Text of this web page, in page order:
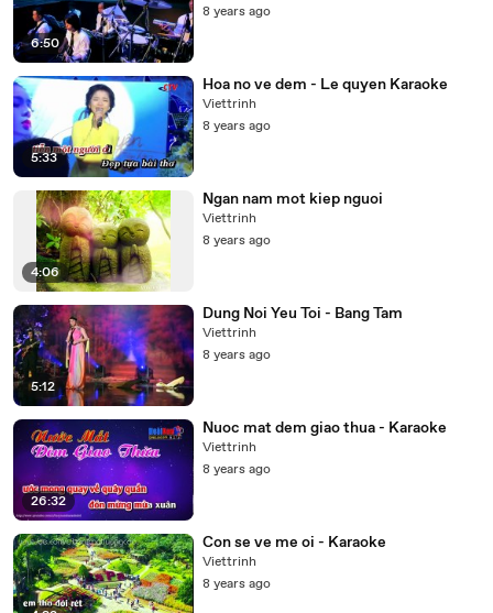
6:50
8 years ago
5:33
Hoa no ve dem - Le quyen Karaoke
Viettrinh
8 years ago
4:06
Ngan nam mot kiep nguoi
Viettrinh
8 years ago
5:12
Dung Noi Yeu Toi - Bang Tam
Viettrinh
8 years ago
26:32
Nuoc mat dem giao thua - Karaoke
Viettrinh
8 years ago
Con se ve me oi - Karaoke
Viettrinh
8 years ago